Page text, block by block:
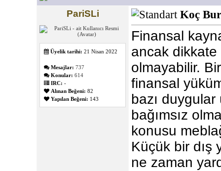
PariSLi
Üyelik tarihi: 21 Nisan 2022
Mesajlar: 737
Konular: 614
IRC: -
Alınan Beğeni: 82
Yapılan Beğeni: 143
Koç
Finansal
ancak dikkate
olmayabilir.
finansal
bazı
bağımsız
konusu
Küçük bir dış
ne zaman